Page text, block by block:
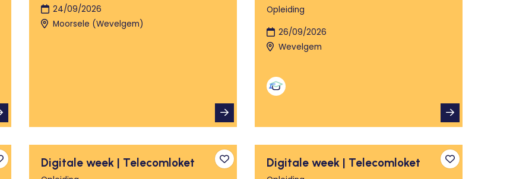
24/09/2026
Moorsele (Wevelgem)
Opleiding
26/09/2026
Wevelgem
aan favorieten Toevoegen aan favorieten
Digitale week | Telecomloket Toevoegen aan
Digitale week | Telecomloket